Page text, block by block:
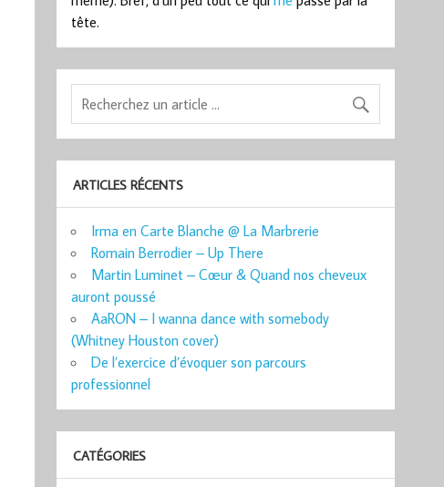
tête.
ARTICLES RÉCENTS
Irma en Carte Blanche @ La Marbrerie
Romain Berrodier – Up There
Martin Luminet – Cœur & Quand nos cheveux
auront poussé
AaRON – I wanna dance with somebody
(Whitney Houston cover)
De l’exercice d’évoquer son parcours
professionnel
CATÉGORIES